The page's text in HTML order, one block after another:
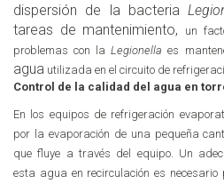
dispersión de la bacteria
tareas de mantenimiento,
un
problemas con laLegionella es
agua utilizada en el circuito de
Control de la calidad del agua en
En los equipos de refrigeración
por la evaporación de una pequeña
que fluye a través del equipo.
Un
esta agua en recirculación es necesario